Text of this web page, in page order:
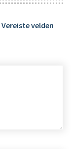
Vereiste velden